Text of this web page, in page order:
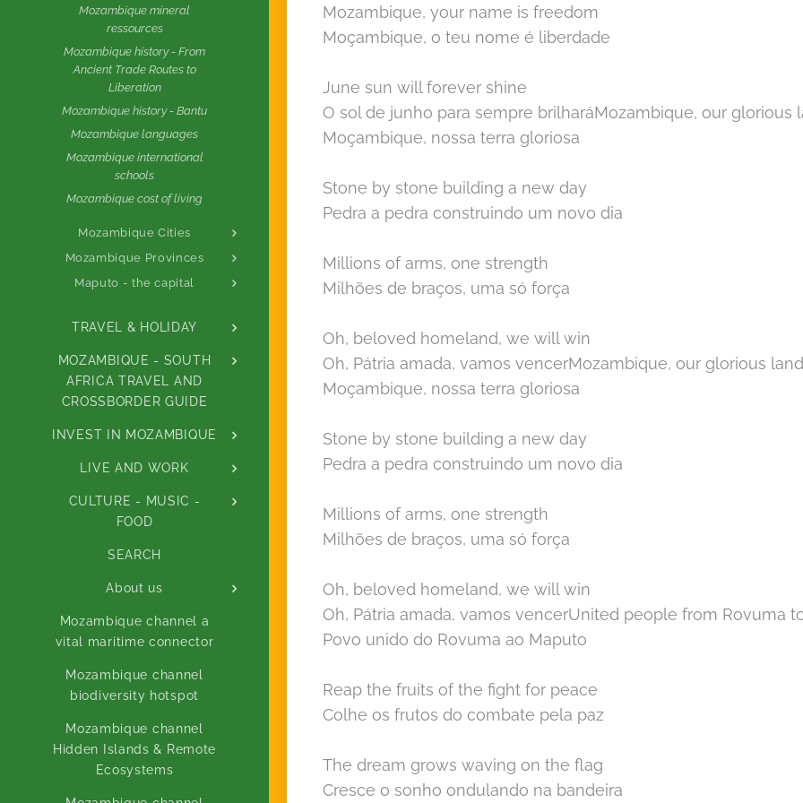
Mozambique mineral
ressources
Mozambique history - From
Ancient Trade Routes to
Liberation
Mozambique history - Bantu
Mozambique languages
Mozambique international
schools
Mozambique cost of living
Mozambique Cities
Mozambique Provinces
Maputo - the capital
TRAVEL & HOLIDAY
MOZAMBIQUE - SOUTH
AFRICA TRAVEL AND
CROSSBORDER GUIDE
INVEST IN MOZAMBIQUE
LIVE AND WORK
CULTURE - MUSIC -
FOOD
SEARCH
About us
Mozambique channel a
vital maritime connector
Mozambique channel
biodiversity hotspot
Mozambique channel
Hidden Islands & Remote
Ecosystems
Mozambique, your name is freedom
Moçambique, o teu nome é liberdade
June sun will forever shine
O sol de junho para sempre brilharáMozambique, our glorious
Moçambique, nossa terra gloriosa
Stone by stone building a new day
Pedra a pedra construindo um novo dia
Millions of arms, one strength
Milhões de braços, uma só força
Oh, beloved homeland, we will win
Oh, Pátria amada, vamos vencerMozambique, our glorious land
Moçambique, nossa terra gloriosa
Stone by stone building a new day
Pedra a pedra construindo um novo dia
Millions of arms, one strength
Milhões de braços, uma só força
Oh, beloved homeland, we will win
Oh, Pátria amada, vamos vencerUnited people from Rovuma
Povo unido do Rovuma ao Maputo
Reap the fruits of the fight for peace
Colhe os frutos do combate pela paz
The dream grows waving on the flag
Cresce o sonho ondulando na bandeira